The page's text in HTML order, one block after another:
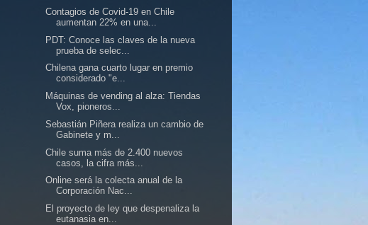
Contagios de Covid-19 en Chile
aumentan 22% en una...
PDT: Conoce las claves de la nueva
prueba de selec...
Chilena gana cuarto lugar en premio
considerado "e...
Máquinas de vending al alza: Tiendas
Vox, pioneros...
Sebastián Piñera realiza un cambio de
Gabinete y m...
Chile suma más de 2.400 nuevos
casos, la cifra más...
Online será la colecta anual de la
Corporación Nac...
El proyecto de ley que despenaliza la
eutanasia en...